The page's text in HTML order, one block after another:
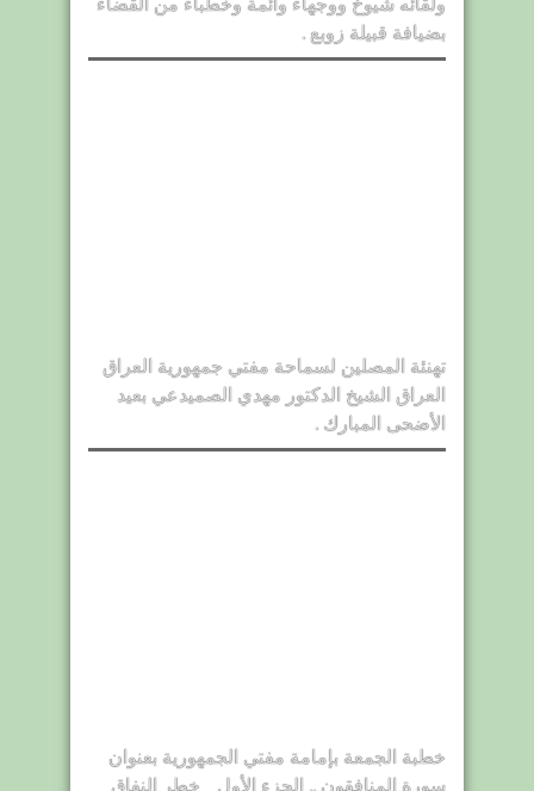
بضيافة قبيلة زوبع .
تهنئة المصلين لسماحة مفتي جمهورية العراق
العراق الشيخ الدكتور مهدي الصميدعي بعيد
الأضحى المبارك .
خطبة الجمعة بإمامة مفتي الجمهورية بعنوان
سورة المنافقون .. الجزء الأول _ خطر النفاق